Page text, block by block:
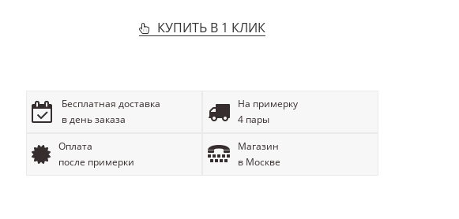
КУПИТЬ В 1 КЛИК
Бесплатная доставка
в день заказа
На примерку
4 пары
Оплата
после примерки
Магазин
в Москве